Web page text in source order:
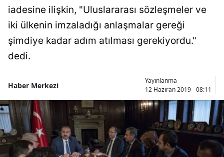
Artvin
Aydın
Bilecik
Bitlis
Bolu
Burdur
iadesine ilişkin, "Uluslararası sözleşmeler ve
iki ülkenin imzaladığı anlaşmalar gereği
şimdiye kadar adım atılması gerekiyordu."
dedi.
Haber Merkezi
Yayınlanma
12 Haziran 2019 - 08:11